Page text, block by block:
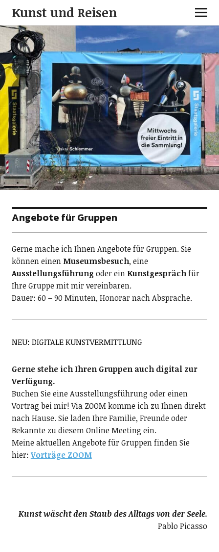
Kunst und Reisen
Angebote für Gruppen
Gerne mache ich Ihnen Angebote für Gruppen. Sie
können einen Museumsbesuch, eine
Ausstellungsführung oder ein Kunstgesprächfür
Ihre Gruppe mit mir vereinbaren.
Dauer: 60 – 90 Minuten, Honorar nach Absprache.
NEU: DIGITALE KUNSTVERMITTLUNG
Gerne stehe ich Ihren Gruppen auch digital zur
Verfügung.
Buchen Sie eine Ausstellungsführung oder einen
Vortrag bei mir! Via ZOOM komme ich zu Ihnen direkt
nach Hause. Sie laden Ihre Familie, Freunde oder
Bekannte zu diesem Online Meeting ein.
Meine aktuellen Angebote für Gruppen finden Sie
hier: Vorträge ZOOM
Kunst wäscht den Staub des Alltags von der Seele.
Pablo Picasso